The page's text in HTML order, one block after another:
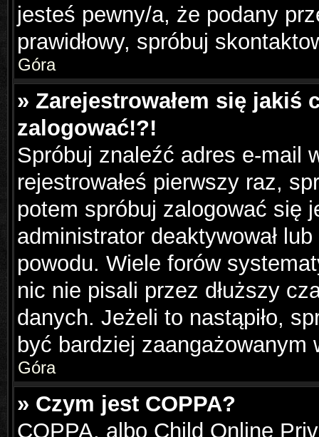
jesteś pewny/a, że podany
prawidłowy, spróbuj
Góra
» Zarejestrowałem się jakiś
zalogować!?!
Spróbuj znaleźć adres e-mail
rejestrowałeś pierwszy raz,
potem spróbuj zalogować się
administrator deaktywował
powodu. Wiele forów
nic nie pisali przez dłuższy
danych. Jeżeli to nastąpiło,
być bardziej zaangażowanym
Góra
» Czym jest COPPA?
COPPA, albo Child Online